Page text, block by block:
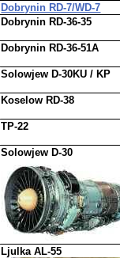
Dobrynin RD-7/WD-7
Dobrynin RD-36-35
Dobrynin RD-36-51A
Solowjew D-30KU / KP
Koselow RD-38
TP-22
Solowjew D-30
Ljulka AL-55